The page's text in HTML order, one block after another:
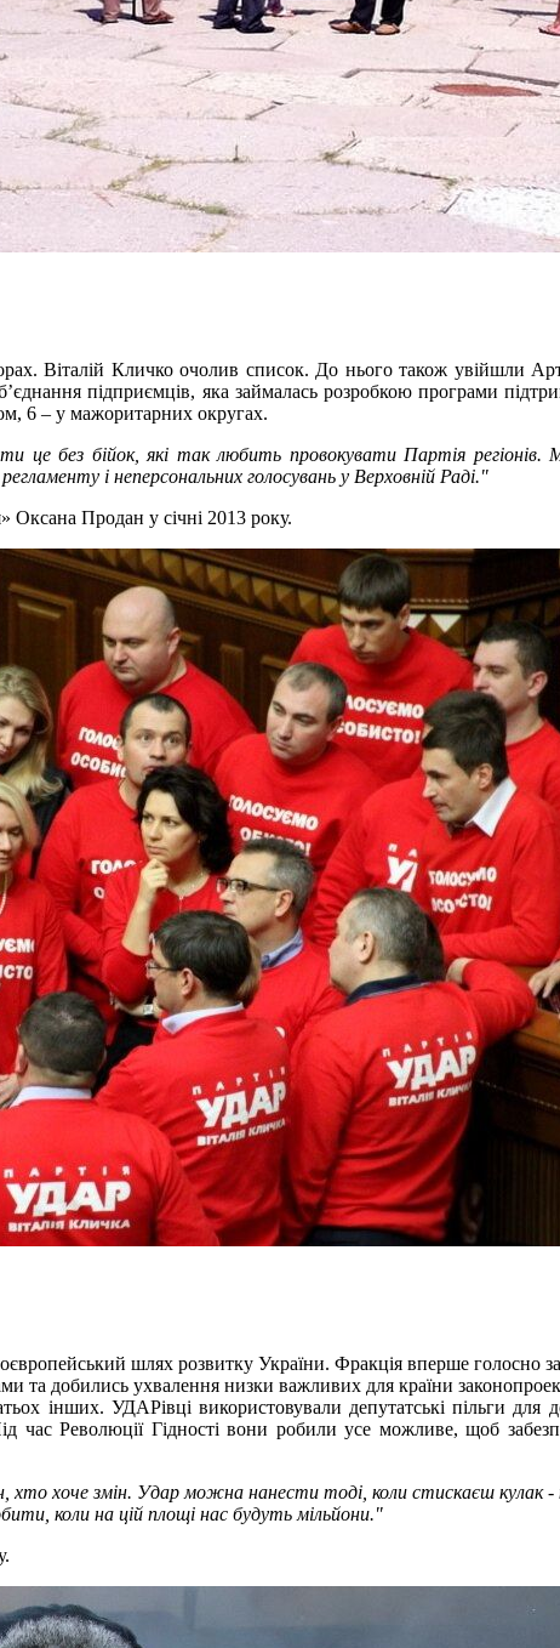
Віталій Кличко очолив список. До нього також увійшли
підприємців, яка займалась розробкою програми
6 – у мажоритарних округах.
це без бійок, які так любить провокувати Партія
і неперсональних голосувань у Верховній Раді."
Оксана Продан у січні 2013 року.
шлях розвитку України. Фракція вперше голосно
та добились ухвалення низки важливих для країни
інших. УДАРівці використовували депутатські пільги
час Революції Гідності вони робили усе можливе, щоб
хоче змін. Удар можна нанести тоді, коли стискаєш кулак -
коли на цій площі нас будуть мільйони."